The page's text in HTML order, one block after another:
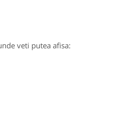
veti putea afisa: